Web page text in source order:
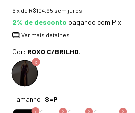
6 x de R$104,95 sem juros
2% de desconto pagando com Pix
Ver mais detalhes
Cor: ROXO C/BRILHO.
Tamanho: S=P